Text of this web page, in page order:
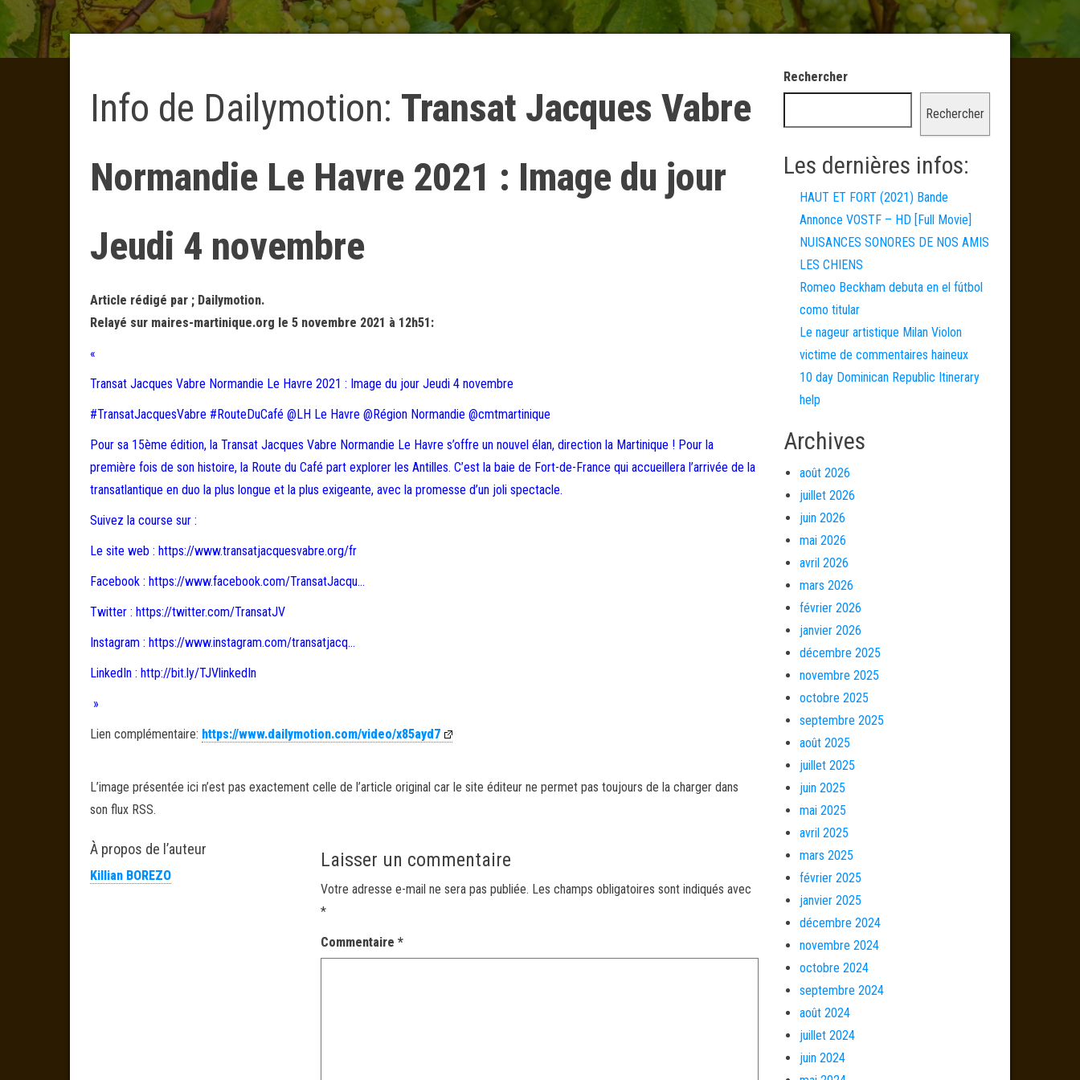
Info de Dailymotion: Transat Jacques Vabre
Normandie Le Havre 2021 : Image du jour
Jeudi 4 novembre
Article rédigé par ; Dailymotion.
Relayé sur maires-martinique.org le 5 novembre 2021 à 12h51:
«
Transat Jacques Vabre Normandie Le Havre 2021 : Image du jour Jeudi 4 novembre
#TransatJacquesVabre #RouteDuCafé @LH Le Havre @Région Normandie @cmtmartinique
Pour sa 15ème édition, la Transat Jacques Vabre Normandie Le Havre s’offre un nouvel élan, direction la Martinique ! Pour la
première fois de son histoire, la Route du Café part explorer les Antilles. C’est la baie de Fort-de-France qui accueillera l’arrivée de la
transatlantique en duo la plus longue et la plus exigeante, avec la promesse d’un joli spectacle.
Suivez la course sur :
Le site web : https://www.transatjacquesvabre.org/fr
Facebook : https://www.facebook.com/TransatJacqu…
Twitter : https://twitter.com/TransatJV
Instagram : https://www.instagram.com/transatjacq…
LinkedIn : http://bit.ly/TJVlinkedIn
»
Lien complémentaire: https://www.dailymotion.com/video/x85ayd7
L’image présentée ici n’est pas exactement celle de l’article original car le site éditeur ne permet pas toujours de la charger dans
son flux RSS.
À propos de l’auteur
Killian BOREZO
Laisser un commentaire
Votre adresse e-mail ne sera pas publiée. Les champs obligatoires sont indiqués avec
*
Commentaire*
Rechercher
Rechercher
Les dernières infos:
HAUT ET FORT (2021) Bande
Annonce VOSTF – HD [Full Movie]
NUISANCES SONORES DE NOS AMIS
LES CHIENS
Romeo Beckham debuta en el fútbol
como titular
Le nageur artistique Milan Violon
victime de commentaires haineux
10 day Dominican Republic Itinerary
help
Archives
août 2026
juillet 2026
juin 2026
mai 2026
avril 2026
mars 2026
février 2026
janvier 2026
décembre 2025
novembre 2025
octobre 2025
septembre 2025
août 2025
juillet 2025
juin 2025
mai 2025
avril 2025
mars 2025
février 2025
janvier 2025
décembre 2024
novembre 2024
octobre 2024
septembre 2024
août 2024
juillet 2024
juin 2024